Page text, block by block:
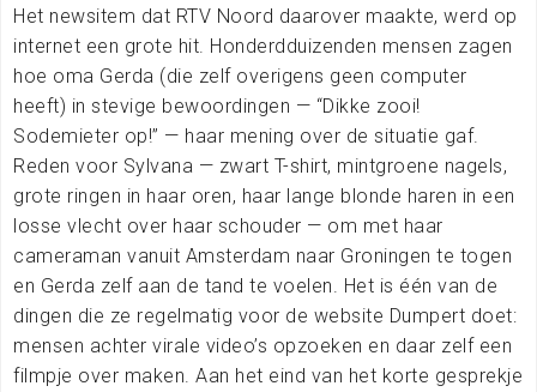
Het newsitem dat RTV Noord daarover maakte, werd op
internet een grote hit. Honderdduizenden mensen zagen
hoe oma Gerda (die zelf overigens geen computer
heeft) in stevige bewoordingen — “Dikke zooi!
Sodemieter op!” — haar mening over de situatie gaf.
Reden voor Sylvana — zwart T-shirt, mintgroene nagels,
grote ringen in haar oren, haar lange blonde haren in een
losse vlecht over haar schouder — om met haar
cameraman vanuit Amsterdam naar Groningen te togen
en Gerda zelf aan de tand te voelen. Het is één van de
dingen die ze regelmatig voor de website Dumpert doet:
mensen achter virale video’s opzoeken en daar zelf een
filmpje over maken. Aan het eind van het korte gesprekje